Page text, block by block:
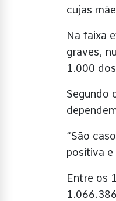
cujas
Na faixa
graves,
1.000
Segundo
“São
positiva
Entre os